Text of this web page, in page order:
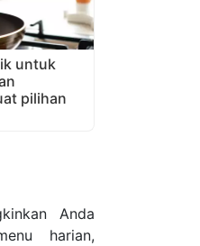
untuk
pilihan
Anda
harian,